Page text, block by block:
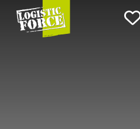
Logistic
Force